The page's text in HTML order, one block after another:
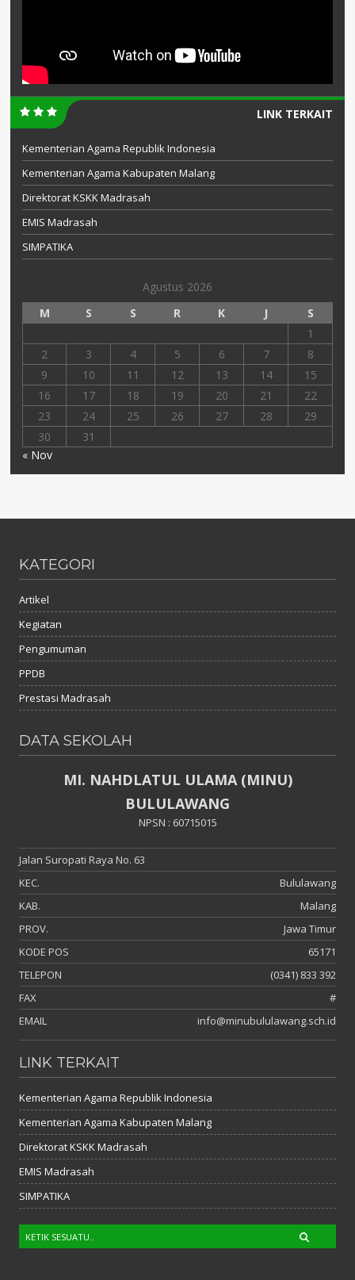
LINK TERKAIT
Kementerian Agama Republik Indonesia
Kementerian Agama Kabupaten Malang
Direktorat KSKK Madrasah
EMIS Madrasah
SIMPATIKA
Agustus 2026
M
S S R K J
S
1
2
3 4 5 6 7
8
9
10 11 12 13 14
15
16
17 18 19 20 21
22
23
24 25 26 27 28
29
30
31
« Nov
KATEGORI
Artikel
Kegiatan
Pengumuman
PPDB
Prestasi Madrasah
DATA SEKOLAH
MI. NAHDLATUL ULAMA (MINU)
BULULAWANG
NPSN : 60715015
Jalan Suropati Raya No. 63
KEC.
Bululawang
KAB.
Malang
PROV.
Jawa Timur
KODE POS
65171
TELEPON
(0341) 833 392
FAX
#
EMAIL
info@minubululawang.sch.id
LINK TERKAIT
Kementerian Agama Republik Indonesia
Kementerian Agama Kabupaten Malang
Direktorat KSKK Madrasah
EMIS Madrasah
SIMPATIKA